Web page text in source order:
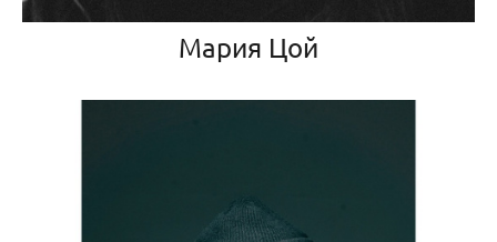
Мария Цой